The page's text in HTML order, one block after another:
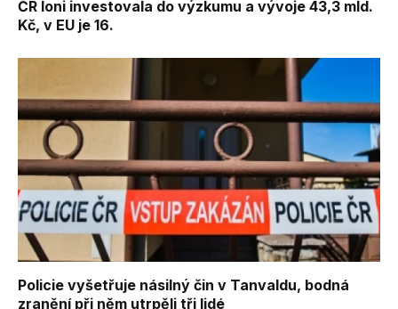
ČR loni investovala do výzkumu a vývoje 43,3 mld.
Kč, v EU je 16.
Policie vyšetřuje násilný čin v Tanvaldu, bodná
zranění při něm utrpěli tři lidé